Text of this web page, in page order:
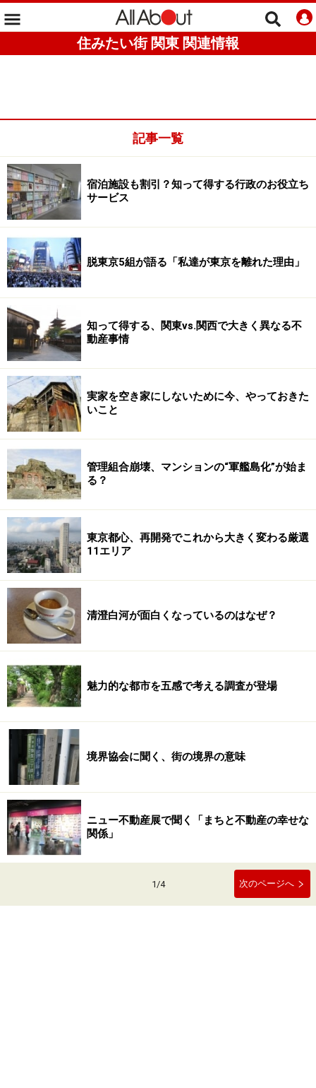
住みたい街 関東 関連情報
記事一覧
宿泊施設も割引？知って得する行政のお役立ち
サービス
脱東京5組が語る「私達が東京を離れた理由」
知って得する、関東vs.関西で大きく異なる不
動産事情
実家を空き家にしないために今、やっておきた
いこと
管理組合崩壊、マンションの“軍艦島化”が始ま
る？
東京都心、再開発でこれから大きく変わる厳選
11エリア
清澄白河が面白くなっているのはなぜ？
魅力的な都市を五感で考える調査が登場
境界協会に聞く、街の境界の意味
ニュー不動産展で聞く「まちと不動産の幸せな
関係」
1/4 次のページへ